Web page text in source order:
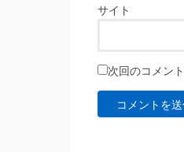
サイト
次回のコメン